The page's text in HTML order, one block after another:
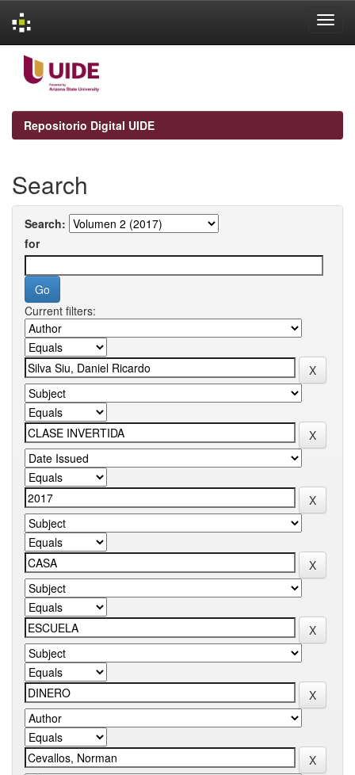
navigation
Repositorio Digital UIDE
Search
Search:
for
Current filters: